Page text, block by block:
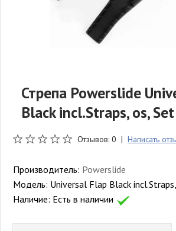
Стрепа Powerslide
Black incl.Straps, os, Set
Отзывов: 0 | Написать
Производитель: Powerslide
Модель: Universal Flap Black
Наличие: Есть в наличии